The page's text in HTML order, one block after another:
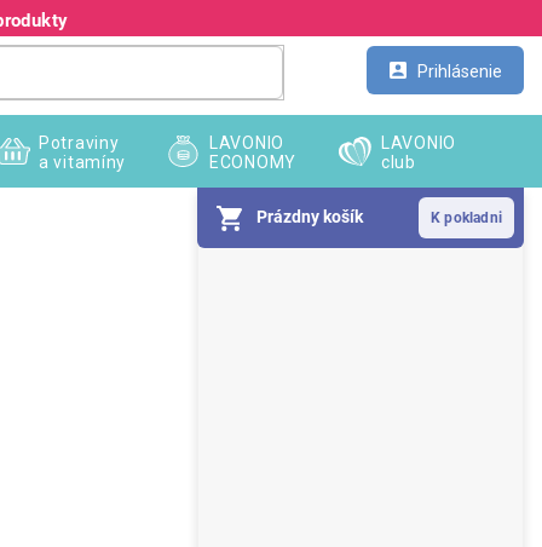
Prihlásenie
Prázdny košík
Potraviny
a vitamíny
LAVONIO
ECONOMY
LAVONIO
club